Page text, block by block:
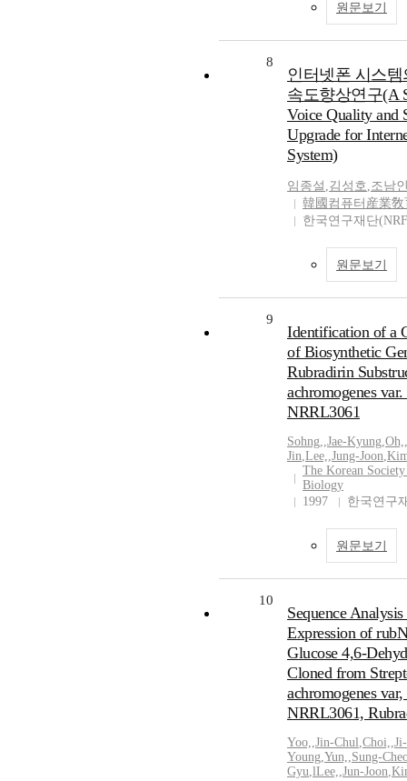
원문보기
8
인터넷폰 시스
속도향상연구(A
Voice Quality and
Upgrade for
System)
임종설 ,김성호,조남
韓國컴퓨터産業
한국연구재단
원문보기
9
Identification of a
of Biosynthetic
Rubradirin
achromogenes
NRRL3061
Sohng,,Jae-Kyung,Oh,,
Jin,Lee,,Jung-Joon,
The Korean
Biology
1997
한국연구
원문보기
10
Sequence Analysis
Expression of
Glucose 4,6-
Cloned from
achromogenes
NRRL3061,
Yoo,,Jin-Chul,Choi,,Ji-
Young,Yun,,Sung-
Gyu,lLee,,Jun-Joon,